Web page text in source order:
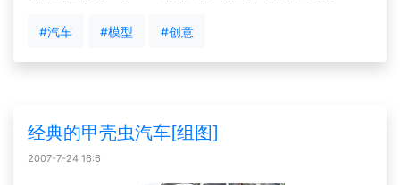
#汽车 #模型 #创意
经典的甲壳虫汽车[组图]
2007-7-24 16:6